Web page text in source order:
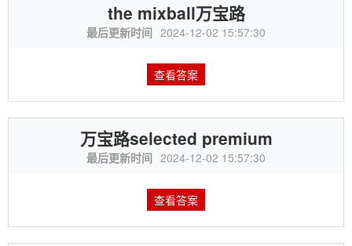
the mixball万宝路
最后更新时间 2024-12-02 15:57:30
查看答案
万宝路selected premium
最后更新时间 2024-12-02 15:57:30
查看答案